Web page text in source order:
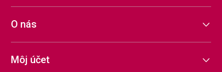
O nás
Môj účet